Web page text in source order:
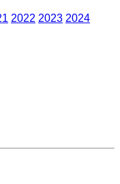
2022 2023 2024